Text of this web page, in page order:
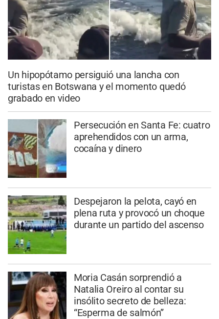
Un hipopótamo persiguió una lancha con
turistas en Botswana y el momento quedó
grabado en video
Persecución en Santa Fe: cuatro
aprehendidos con un arma,
cocaína y dinero
Despejaron la pelota, cayó en
plena ruta y provocó un choque
durante un partido del ascenso
Moria Casán sorprendió a
Natalia Oreiro al contar su
insólito secreto de belleza:
“Esperma de salmón”